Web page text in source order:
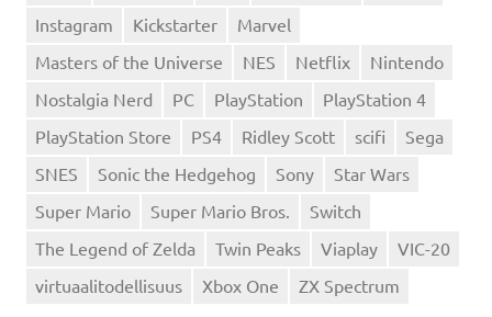
Instagram
Kickstarter
Marvel
Masters of the Universe
NES Netflix
Nintendo
Nostalgia Nerd
PC PlayStation
PlayStation 4
PlayStation Store
PS4 Ridley Scott scifi
Sega
SNES
Sonic the Hedgehog Sony
Star Wars
Super Mario
Super Mario Bros.
Switch
The Legend of Zelda
Twin Peaks Viaplay
VIC-20
virtuaalitodellisuus
Xbox One ZX Spectrum